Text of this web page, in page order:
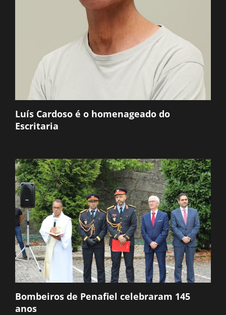
Luís Cardoso é o homenageado do
Escritaria
Bombeiros de Penafiel celebraram 145
anos